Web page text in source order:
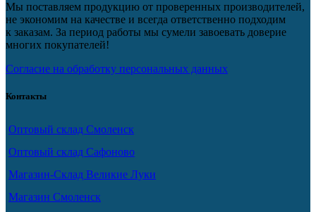
Мы поставляем продукцию от проверенных производителей,
не экономим на качестве и всегда ответственно подходим
к заказам. За период работы мы сумели завоевать доверие
многих покупателей!
Согласие на обработку персональных данных
Контакты
Оптовый склад Смоленск
Оптовый склад Сафоново
Магазин-Склад Великие Луки
Магазин Смоленск